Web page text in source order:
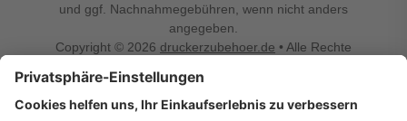
und ggf. Nachnahmegebühren, wenn nicht anders
angegeben.
Copyright © 2026 druckerzubehoer.de • Alle Rechte
Vertrag widerrufen
Druckerzubehoer.de – preiswerte Qualität für Ihr Office